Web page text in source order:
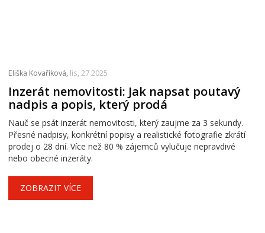
Eliška Kovaříková, lis, 27 2025
Inzerát nemovitosti: Jak napsat poutavý
nadpis a popis, který prodá
Nauč se psát inzerát nemovitosti, který zaujme za 3 sekundy.
Přesné nadpisy, konkrétní popisy a realistické fotografie zkrátí
prodej o 28 dní. Více než 80 % zájemců vylučuje nepravdivé
nebo obecné inzeráty.
ZOBRAZIT VÍCE